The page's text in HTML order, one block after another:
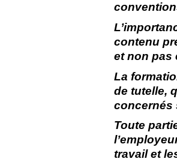
contenu
et non pas
La
de tutelle,
concernés
Toute
travail et